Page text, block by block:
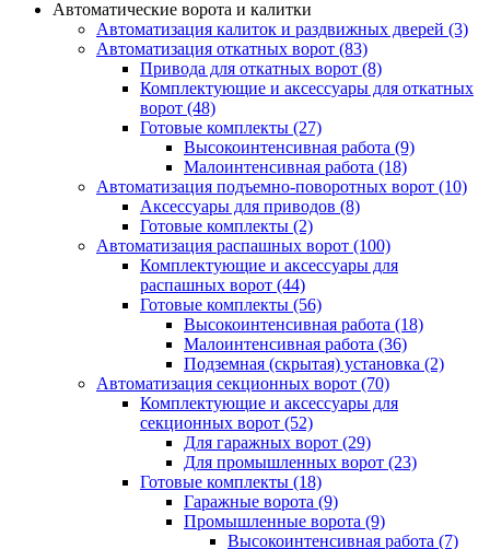
Автоматические ворота и калитки
Автоматизация калиток и раздвижных дверей (3)
Автоматизация откатных ворот (83)
Привода для откатных ворот (8)
Комплектующие и аксессуары для откатных
ворот (48)
Готовые комплекты (27)
Высокоинтенсивная работа (9)
Малоинтенсивная работа (18)
Автоматизация подъемно-поворотных ворот (10)
Аксессуары для приводов (8)
Готовые комплекты (2)
Автоматизация распашных ворот (100)
Комплектующие и аксессуары для
распашных ворот (44)
Готовые комплекты (56)
Высокоинтенсивная работа (18)
Малоинтенсивная работа (36)
Подземная (скрытая) установка (2)
Автоматизация секционных ворот (70)
Комплектующие и аксессуары для
секционных ворот (52)
Для гаражных ворот (29)
Для промышленных ворот (23)
Готовые комплекты (18)
Гаражные ворота (9)
Промышленные ворота (9)
Высокоинтенсивная работа (7)